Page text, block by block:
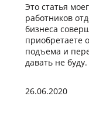
Это статья
работников
бизнеса
приобретаете
подъема и
давать не буду.
26.06.2020